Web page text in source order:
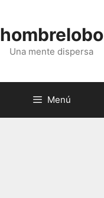
hombrelobo
Una mente dispersa
Menú